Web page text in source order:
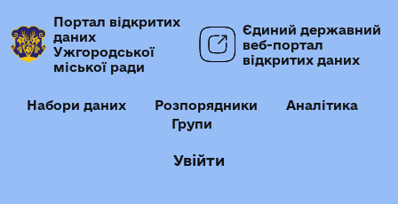
Портал відкритих
даних
Ужгородської
міської ради
Єдиний державний
веб-портал
відкритих даних
Набори даних Розпорядники
Аналітика
Групи
Увійти